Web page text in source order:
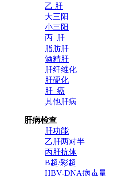
乙 肝
大三阳
小三阳
丙 肝
脂肪肝
酒精肝
肝纤维化
肝硬化
肝 癌
其他肝病
肝病检查
肝功能
乙肝两对半
丙肝抗体
B超/彩超
HBV-DNA病毒量